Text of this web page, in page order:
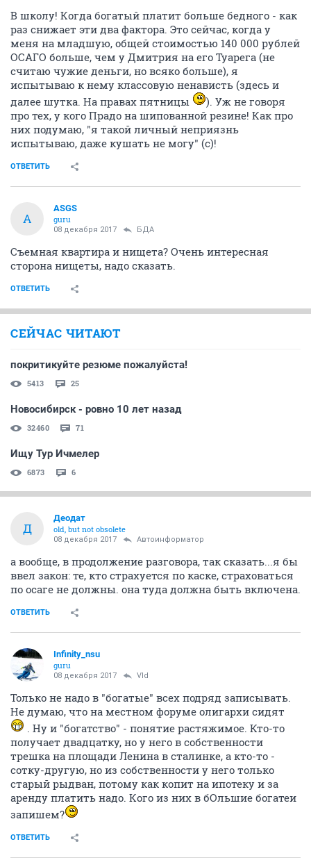
В школу! Когда богатый платит больше бедного - как
раз снижает эти два фактора. Это сейчас, когда у
меня на младшую, общей стоимостью 140 000 рублей
ОСАГО больше, чем у Дмитрия на его Туарега (не
считаю чужие деньги, но всяко больше), я
испытываю к нему классовую ненависть (здесь и
далее шутка. На правах пятницы
). Уж не говоря
про тех, у кого Прадо на шипованной резине! Как про
них подумаю, "я такой личный неприязнь
испытываю, даже кушать не могу" (с)!
ОТВЕТИТЬ
A
ASGS
guru
08 декабря 2017 БДА
Съемная квартира и нищета? Очень интересная
сторона нищеты, надо сказать.
ОТВЕТИТЬ
СЕЙЧАС ЧИТАЮТ
покритикуйте резюме пожалуйста!
5413 25
Новосибирск - ровно 10 лет назад
32460 71
Ищу Тур Ичмелер
6873 6
Д
Деодат
old, but not obsolete
08 декабря 2017 Автоинформатор
а вообще, в продолжение разговора, так сказать...я бы
ввел закон: те, кто страхуется по каске, страховаться
по осаге не должны. она туда должна быть включена.
ОТВЕТИТЬ
Infinity_nsu
guru
08 декабря 2017 Vld
Только не надо в "богатые" всех подряд записывать.
Не думаю, что на местном форуме олигархи сидят
. Ну и "богатство" - понятие растяжимое. Кто-то
получает двадцатку, но у него в собственности
трешка на площади Ленина в сталинке, а кто-то -
сотку-другую, но из собственности у него только
старый рыдван, потому как копит на ипотеку и за
аренду платить надо. Кого из них в бОльшие богатеи
запишем?
ОТВЕТИТЬ